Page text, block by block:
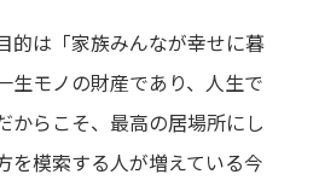
的は「家族みんなが幸せに暮
生モノの財産であり、人生で
からこそ、最高の居場所にし
を模索する人が増えている今